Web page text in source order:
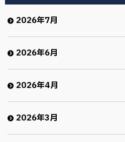
2026年7月
2026年6月
2026年4月
2026年3月